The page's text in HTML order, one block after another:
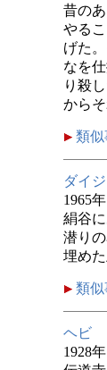
昔の
やる
げた
なを
り殺
から
類似
ダイ
1965
絹谷
潜り
埋め
類似
ヘビ
1928